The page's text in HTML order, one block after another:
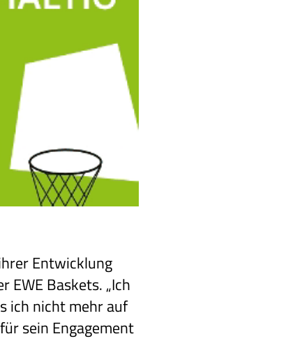
Entwicklung
EWE Baskets. „Ich
ich nicht mehr auf
sein Engagement